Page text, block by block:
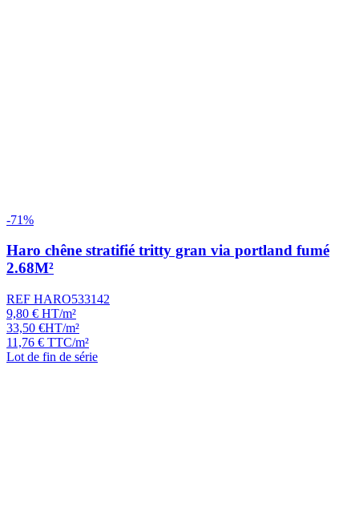
-71%
Haro chêne stratifié tritty gran via portland fumé
2.68M²
REF HARO533142
9,80 € HT/m²
33,50 €HT/m²
11,76 € TTC/m²
Lot de fin de série